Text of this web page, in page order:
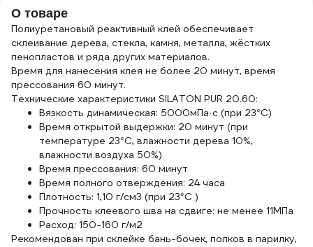
О товаре
Полиуретановый реактивный клей обеспечивает
склеивание дерева, стекла, камня, металла, жёстких
пенопластов и ряда других материалов.
Время для нанесения клея не более 20 минут, время
прессования 60 минут.
Технические характеристики SILATON PUR 20.60:
Вязкость динамическая: 5000мПа·с (при 23°С)
Время открытой выдержки: 20 минут (при
температуре 23°С, влажности дерева 10%,
влажности воздуха 50%)
Время прессования: 60 минут
Время полного отверждения: 24 часа
Плотность: 1,10 г/см3 (при 23°С )
Прочность клеевого шва на сдвиге: не менее 11МПа
Расход: 150-160 г/м2
Рекомендован при склейке бань-бочек, полков в парилку,